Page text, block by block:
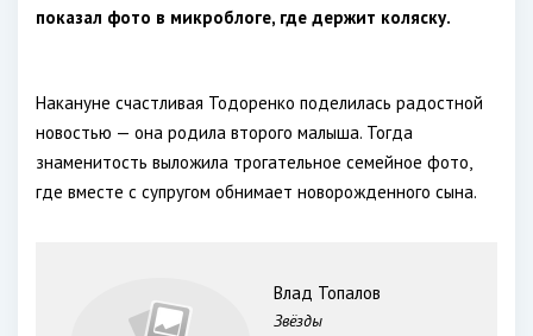
показал фото в микроблоге, где держит коляску.
Накануне счастливая Тодоренко поделилась радостной
новостью — она родила второго малыша. Тогда
знаменитость выложила трогательное семейное фото,
где вместе с супругом обнимает новорожденного сына.
Влад Топалов
Звёзды